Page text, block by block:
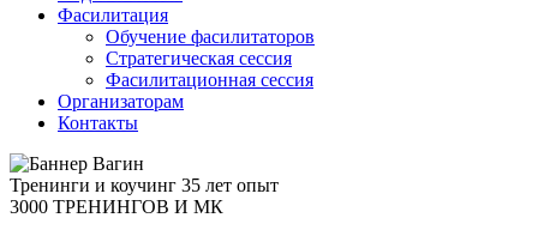
Фасилитация
Обучение фасилитаторов
Стратегическая сессия
Фасилитационная сессия
Организаторам
Контакты
Тренинги и коучинг 35 лет опыт
3000 ТРЕНИНГОВ И МК